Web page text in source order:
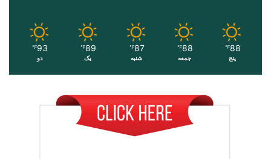
88
℉
پنج
88
℉
جمعه
87
℉
شنبه
89
℉
یک
93
℉
دو